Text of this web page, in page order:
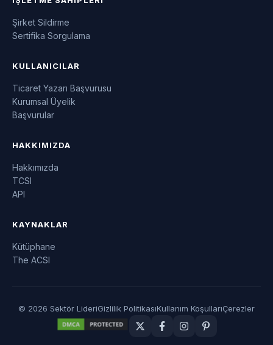
Şirket Sildirme
Sertifika Sorgulama
KULLANICILAR
Ticaret Yazarı Başvurusu
Kurumsal Üyelik
Başvurular
HAKKIMIZDA
Hakkımızda
TCSI
API
KAYNAKLAR
Kütüphane
The ACSI
© 2026 Sektör LideriGizlilik PolitikasıKullanım KoşullarıÇerezler